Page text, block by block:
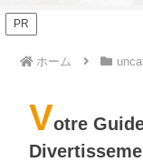
PR
ホーム
Votre